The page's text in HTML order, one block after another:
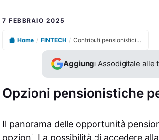
7 FEBBRAIO 2025
Home / FINTECH / Contributi pensionistici: come ottenere la pensione con soli 30 anni di versamenti
Aggiungi Assodigitale alle
Opzioni pensionistiche
Il panorama delle opportunità
opzioni. La possibilità di accedere